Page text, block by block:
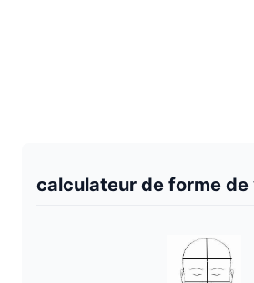
calculateur de forme de